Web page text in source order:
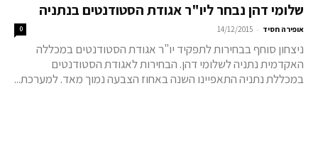
שלומי דהן נבחר ליו"ר אגודת הסטודנטים בנתניה
אופירה חסיד -
14/12/2015
0
ניצחון סוחף בבחירות לתפקיד יו"ר אגודת הסטודנטים במכללה
האקדמית נתניה לשלומי דהן. הבחירות לאגודת הסטודנטים
במכללת נתניה התאפיינו השנה באחוז הצבעה נמוך מאד. למערכת...